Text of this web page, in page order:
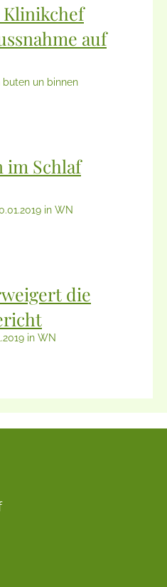
Klinikchef
auf
buten un binnen
Schlaf
in WN
die
in WN